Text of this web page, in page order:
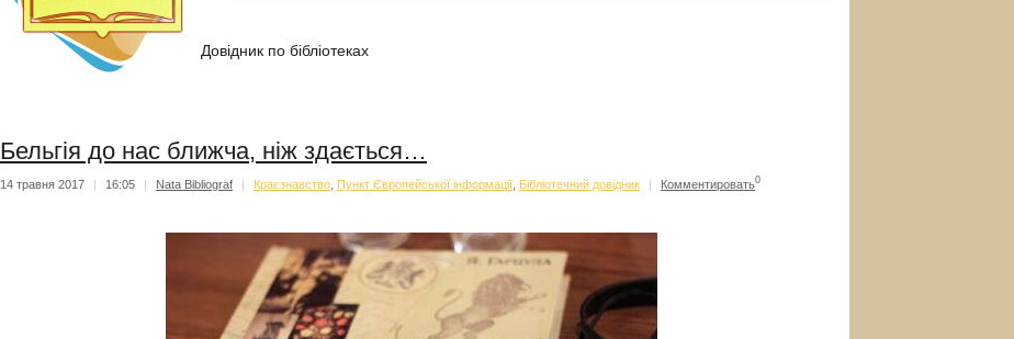
Довідник по бібліотеках
Бельгія до нас ближча, ніж здається…
14 травня 2017 | 16:05 | Nata Bibliograf | Краєзнавство Пункт Європейської інформації Бібліотечний довідник | Комментировать0